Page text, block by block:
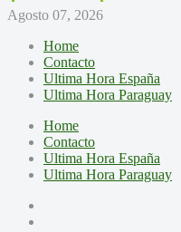
Agosto 07, 2026
Home
Contacto
Ultima Hora España
Ultima Hora Paraguay
Home
Contacto
Ultima Hora España
Ultima Hora Paraguay